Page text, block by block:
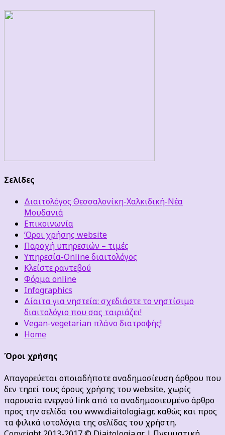
Σελίδες
Διαιτολόγος Θεσσαλονίκη-Χαλκιδική-Νέα
Μουδανιά
Επικοινωνία
‘Οροι χρήσης website
Παροχή υπηρεσιών – τιμές
Υπηρεσία-Online διαιτολόγος
Κλείστε ραντεβού
Φόρμα online
Infographics
Δίαιτα για νηστεία: σχεδιάστε το νηστίσιμο
διαιτολόγιο που σας ταιριάζει!
Vegan-vegetarian πλάνο διατροφής!
Home
Όροι χρήσης
Απαγορεύεται οποιαδήποτε αναδημοσίευση άρθρου που
δεν τηρεί τους όρους χρήσης του website, χωρίς
παρουσία ενεργού link από το αναδημοσιευμένο άρθρο
προς την σελίδα του www.diaitologia.gr, καθώς και προς
τα φιλικά ιστολόγια της σελίδας του χρήστη.